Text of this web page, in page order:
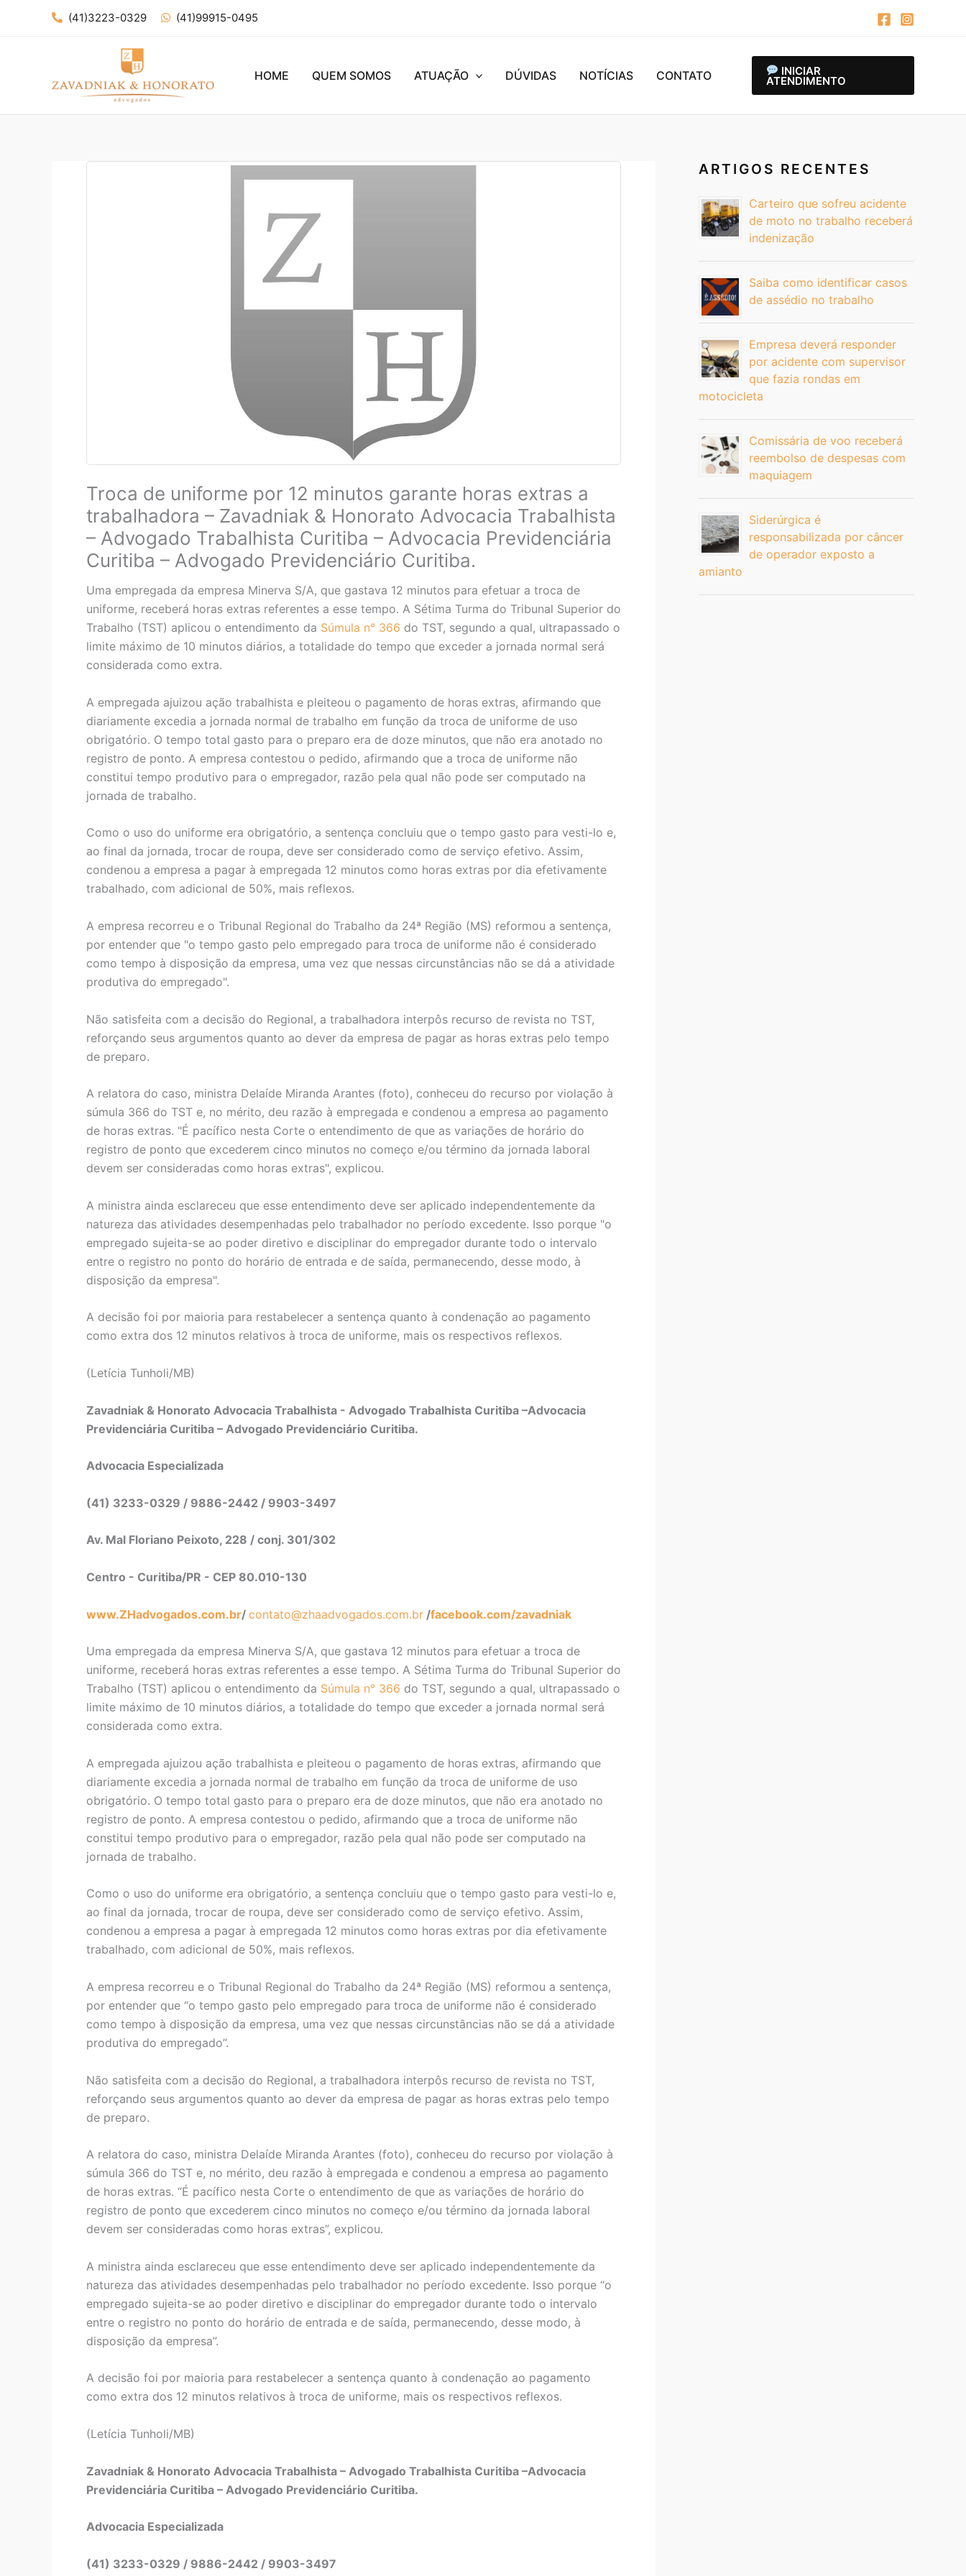
(41)3223-0329 (41)99915-0495
HOME QUEM SOMOS ATUAÇÃO DÚVIDAS NOTÍCIAS CONTATO INICIAR
ATENDIMENTO
Troca de uniforme por 12 minutos garante horas extras a
trabalhadora – Zavadniak & Honorato Advocacia Trabalhista
– Advogado Trabalhista Curitiba – Advocacia Previdenciária
Curitiba – Advogado Previdenciário Curitiba.
Uma empregada da empresa Minerva S/A, que gastava 12 minutos para efetuar a troca de
uniforme, receberá horas extras referentes a esse tempo. A Sétima Turma do Tribunal Superior do
Trabalho (TST) aplicou o entendimento da Súmula n° 366 do TST, segundo a qual, ultrapassado o
limite máximo de 10 minutos diários, a totalidade do tempo que exceder a jornada normal será
considerada como extra.
A empregada ajuizou ação trabalhista e pleiteou o pagamento de horas extras, afirmando que
diariamente excedia a jornada normal de trabalho em função da troca de uniforme de uso
obrigatório. O tempo total gasto para o preparo era de doze minutos, que não era anotado no
registro de ponto. A empresa contestou o pedido, afirmando que a troca de uniforme não
constitui tempo produtivo para o empregador, razão pela qual não pode ser computado na
jornada de trabalho.
Como o uso do uniforme era obrigatório, a sentença concluiu que o tempo gasto para vesti-lo e,
ao final da jornada, trocar de roupa, deve ser considerado como de serviço efetivo. Assim,
condenou a empresa a pagar à empregada 12 minutos como horas extras por dia efetivamente
trabalhado, com adicional de 50%, mais reflexos.
A empresa recorreu e o Tribunal Regional do Trabalho da 24ª Região (MS) reformou a sentença,
por entender que "o tempo gasto pelo empregado para troca de uniforme não é considerado
como tempo à disposição da empresa, uma vez que nessas circunstâncias não se dá a atividade
produtiva do empregado".
Não satisfeita com a decisão do Regional, a trabalhadora interpôs recurso de revista no TST,
reforçando seus argumentos quanto ao dever da empresa de pagar as horas extras pelo tempo
de preparo.
A relatora do caso, ministra Delaíde Miranda Arantes (foto), conheceu do recurso por violação à
súmula 366 do TST e, no mérito, deu razão à empregada e condenou a empresa ao pagamento
de horas extras. "É pacífico nesta Corte o entendimento de que as variações de horário do
registro de ponto que excederem cinco minutos no começo e/ou término da jornada laboral
devem ser consideradas como horas extras", explicou.
A ministra ainda esclareceu que esse entendimento deve ser aplicado independentemente da
natureza das atividades desempenhadas pelo trabalhador no período excedente. Isso porque "o
empregado sujeita-se ao poder diretivo e disciplinar do empregador durante todo o intervalo
entre o registro no ponto do horário de entrada e de saída, permanecendo, desse modo, à
disposição da empresa".
A decisão foi por maioria para restabelecer a sentença quanto à condenação ao pagamento
como extra dos 12 minutos relativos à troca de uniforme, mais os respectivos reflexos.
(Letícia Tunholi/MB)
Zavadniak & Honorato Advocacia Trabalhista - Advogado Trabalhista Curitiba –Advocacia
Previdenciária Curitiba – Advogado Previdenciário Curitiba.
Advocacia Especializada
(41) 3233-0329 / 9886-2442 / 9903-3497
Av. Mal Floriano Peixoto, 228 / conj. 301/302
Centro - Curitiba/PR - CEP 80.010-130
www.ZHadvogados.com.br/ contato@zhaadvogados.com.br /facebook.com/zavadniak
Uma empregada da empresa Minerva S/A, que gastava 12 minutos para efetuar a troca de
uniforme, receberá horas extras referentes a esse tempo. A Sétima Turma do Tribunal Superior do
Trabalho (TST) aplicou o entendimento da Súmula n° 366 do TST, segundo a qual, ultrapassado o
limite máximo de 10 minutos diários, a totalidade do tempo que exceder a jornada normal será
considerada como extra.
A empregada ajuizou ação trabalhista e pleiteou o pagamento de horas extras, afirmando que
diariamente excedia a jornada normal de trabalho em função da troca de uniforme de uso
obrigatório. O tempo total gasto para o preparo era de doze minutos, que não era anotado no
registro de ponto. A empresa contestou o pedido, afirmando que a troca de uniforme não
constitui tempo produtivo para o empregador, razão pela qual não pode ser computado na
jornada de trabalho.
Como o uso do uniforme era obrigatório, a sentença concluiu que o tempo gasto para vesti-lo e,
ao final da jornada, trocar de roupa, deve ser considerado como de serviço efetivo. Assim,
condenou a empresa a pagar à empregada 12 minutos como horas extras por dia efetivamente
trabalhado, com adicional de 50%, mais reflexos.
A empresa recorreu e o Tribunal Regional do Trabalho da 24ª Região (MS) reformou a sentença,
por entender que “o tempo gasto pelo empregado para troca de uniforme não é considerado
como tempo à disposição da empresa, uma vez que nessas circunstâncias não se dá a atividade
produtiva do empregado”.
Não satisfeita com a decisão do Regional, a trabalhadora interpôs recurso de revista no TST,
reforçando seus argumentos quanto ao dever da empresa de pagar as horas extras pelo tempo
de preparo.
A relatora do caso, ministra Delaíde Miranda Arantes (foto), conheceu do recurso por violação à
súmula 366 do TST e, no mérito, deu razão à empregada e condenou a empresa ao pagamento
de horas extras. “É pacífico nesta Corte o entendimento de que as variações de horário do
registro de ponto que excederem cinco minutos no começo e/ou término da jornada laboral
devem ser consideradas como horas extras”, explicou.
A ministra ainda esclareceu que esse entendimento deve ser aplicado independentemente da
natureza das atividades desempenhadas pelo trabalhador no período excedente. Isso porque “o
empregado sujeita-se ao poder diretivo e disciplinar do empregador durante todo o intervalo
entre o registro no ponto do horário de entrada e de saída, permanecendo, desse modo, à
disposição da empresa”.
A decisão foi por maioria para restabelecer a sentença quanto à condenação ao pagamento
como extra dos 12 minutos relativos à troca de uniforme, mais os respectivos reflexos.
(Letícia Tunholi/MB)
Zavadniak & Honorato Advocacia Trabalhista – Advogado Trabalhista Curitiba –Advocacia
Previdenciária Curitiba – Advogado Previdenciário Curitiba.
Advocacia Especializada
(41) 3233-0329 / 9886-2442 / 9903-3497
ARTIGOS RECENTES
Carteiro que sofreu acidente
de moto no trabalho receberá
indenização
Saiba como identificar casos
de assédio no trabalho
Empresa deverá responder
por acidente com supervisor
que fazia rondas em
motocicleta
Comissária de voo receberá
reembolso de despesas com
maquiagem
Siderúrgica é
responsabilizada por câncer
de operador exposto a
amianto